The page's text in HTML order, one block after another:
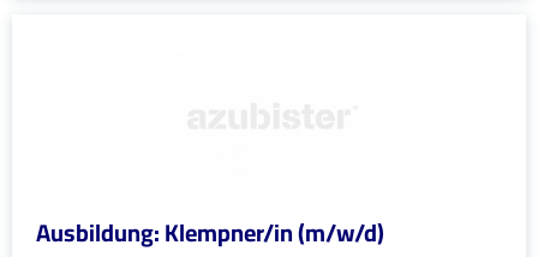
Ausbildung: Klempner/in (m/w/d)